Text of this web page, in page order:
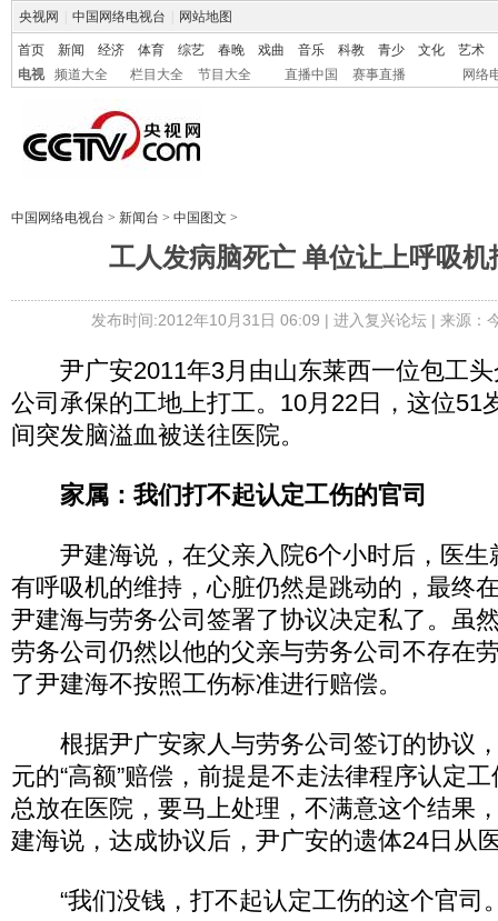
央视网 中国网络电视台 网站地图
首页 新闻 经济 体育 综艺 春晚 戏曲 音乐 科教 青少 文化
艺术
电视
频道大全 栏目大全 节目大全 直播中国 赛事直播 网络
中国网络电视台 > 新闻台 > 中国图文 >
工人发病脑死亡 单位让上呼吸机
发布时间:2012年10月31日 06:09 | 进入复兴论坛| 来源：
尹广安2011年3月由山东莱西一位包工头
公司承保的工地上打工。10月22日，这位51
间突发脑溢血被送往医院。
家属：我们打不起认定工伤的官司
尹建海说，在父亲入院6个小时后，医生
有呼吸机的维持，心脏仍然是跳动的，最终
尹建海与劳务公司签署了协议决定私了。虽
劳务公司仍然以他的父亲与劳务公司不存在
了尹建海不按照工伤标准进行赔偿。
根据尹广安家人与劳务公司签订的协议
元的“高额”赔偿，前提是不走法律程序认定
总放在医院，要马上处理，不满意这个结果
建海说，达成协议后，尹广安的遗体24日从
“我们没钱，打不起认定工伤的这个官司